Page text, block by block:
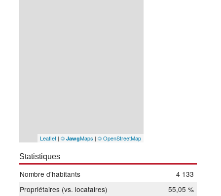
Leaflet| © JawgMaps | © OpenStreetMap
Statistiques
Nombre d'habitants
4 133
Propriétaires (vs. locataires)
55,05 %